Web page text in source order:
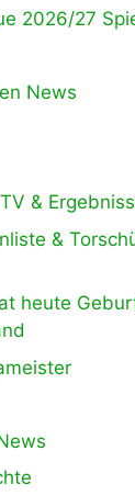
2026/27
News
&
&
heute